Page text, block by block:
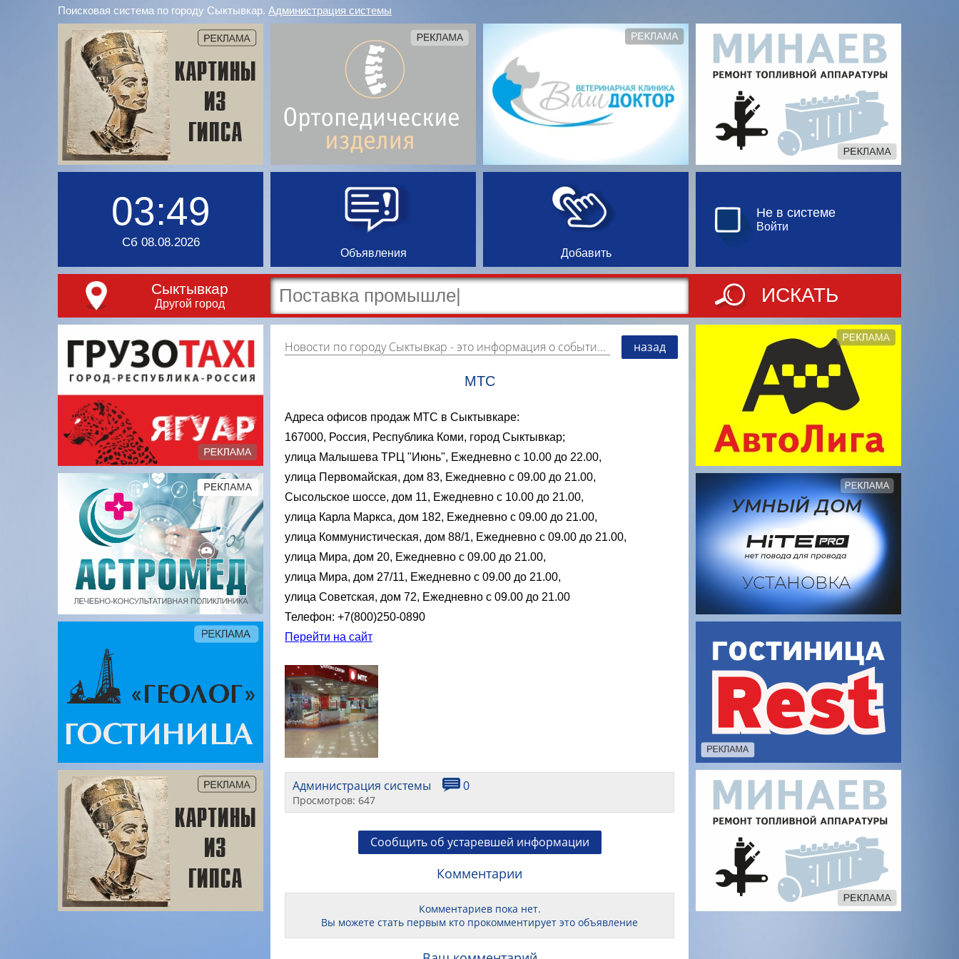
Поисковая система по городу Сыктывкар. Администрация системы
03:49
Сб 08.08.2026
Объявления Добавить
Не в системе
Войти
Сыктывкар
Другой город ИСКАТЬ
Новости по городу Сыктывкар - это информация о событиях, мероприятиях и торгово-коммерческой деятельности города. Страницу наполняют платные и бесплатные объявления, имеющие функцию "поднятия вверх списка". назад
МТС
Адреса офисов продаж МТС в Сыктывкаре:
167000, Россия, Республика Коми, город Сыктывкар;
улица Малышева ТРЦ "Июнь", Ежедневно с 10.00 до 22.00,
улица Первомайская, дом 83, Ежедневно с 09.00 до 21.00,
Сысольское шоссе, дом 11, Ежедневно с 10.00 до 21.00,
улица Карла Маркса, дом 182, Ежедневно с 09.00 до 21.00,
улица Коммунистическая, дом 88/1, Ежедневно с 09.00 до 21.00,
улица Мира, дом 20, Ежедневно с 09.00 до 21.00,
улица Мира, дом 27/11, Ежедневно с 09.00 до 21.00,
улица Советская, дом 72, Ежедневно с 09.00 до 21.00
Телефон: +7(800)250-0890
Перейти на сайт
Администрация системы 0
Просмотров: 647
Сообщить об устаревшей информации
Комментарии
Комментариев пока нет.
Вы можете стать первым кто прокомментирует это объявление